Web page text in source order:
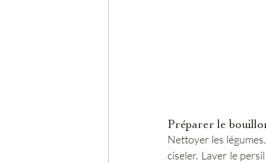
Préparer le
Nettoyer les
ciseler. Laver le